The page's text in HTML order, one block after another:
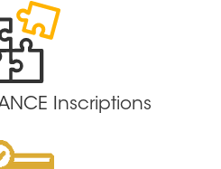
Inscriptions